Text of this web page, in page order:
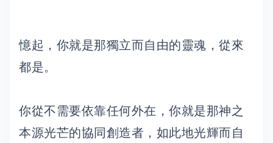
憶起，你就是那獨立而自由的靈魂，從來
都是。
你從不需要依靠任何外在，你就是那神之
本源光芒的協同創造者，如此地光輝而自